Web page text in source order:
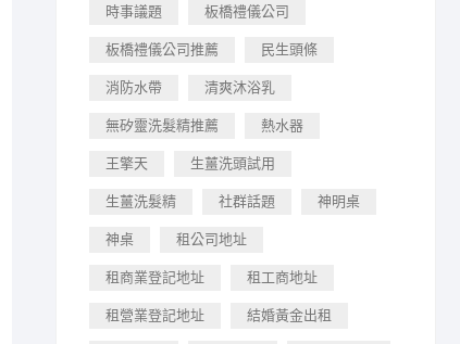
時事議題 板橋禮儀公司
板橋禮儀公司推薦 民生頭條
消防水帶 清爽沐浴乳
無矽靈洗髮精推薦 熱水器
王擎天 生薑洗頭試用
生薑洗髮精 社群話題 神明桌
神桌 租公司地址
租商業登記地址 租工商地址
租營業登記地址 結婚黃金出租